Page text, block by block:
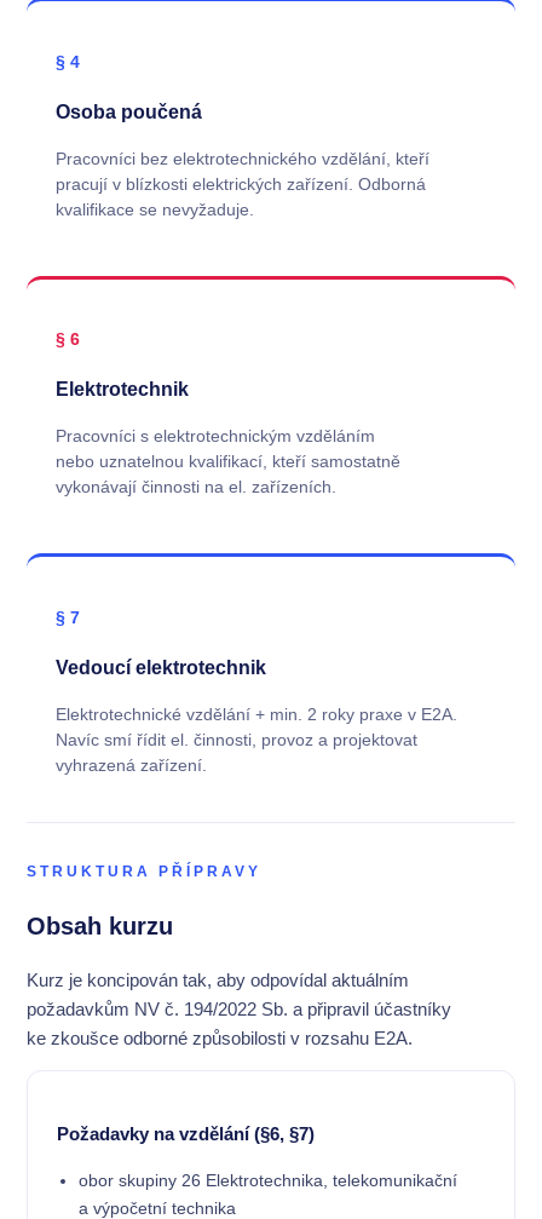
§ 4
Osoba poučená
Pracovníci bez elektrotechnického vzdělání, kteří
pracují v blízkosti elektrických zařízení. Odborná
kvalifikace se nevyžaduje.
§ 6
Elektrotechnik
Pracovníci s elektrotechnickým vzděláním
nebo uznatelnou kvalifikací, kteří samostatně
vykonávají činnosti na el. zařízeních.
§ 7
Vedoucí elektrotechnik
Elektrotechnické vzdělání + min. 2 roky praxe v E2A.
Navíc smí řídit el. činnosti, provoz a projektovat
vyhrazená zařízení.
STRUKTURA PŘÍPRAVY
Obsah kurzu
Kurz je koncipován tak, aby odpovídal aktuálním
požadavkům NV č. 194/2022 Sb. a připravil účastníky
ke zkoušce odborné způsobilosti v rozsahu E2A.
Požadavky na vzdělání (§6, §7)
obor skupiny 26 Elektrotechnika, telekomunikační
a výpočetní technika